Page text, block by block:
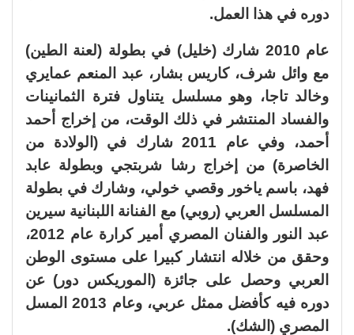
دوره في هذا العمل.
عام 2010 شارك (خليل) في بطولة (لعنة الطين)
مع وائل شرف، كاريس بشار، عبد المنعم عمايري
وخالد تاجا، وهو مسلسل يتناول فترة الثمانينات
والفساد المنتشر في ذلك الوقت، من إخراج أحمد
أحمد، وفي عام 2011 شارك في (الولادة من
الخاصرة) من إخراج رشا شربتجي وبطولة عابد
فهد، باسم ياخور وقصي خولي، وشارك في بطولة
المسلسل العربي (روبي) مع الفنانة اللبنانية سيرين
عبد النور والفنان المصري أمير كرارة عام 2012،
وحقق من خلاله انتشار كبيرا على مستوى الوطن
العربي وحصل على جائزة (الموريكس دور) عن
دوره فيه كأفضل ممثل عربي، وعام 2013 المسل
المصري (الشك).